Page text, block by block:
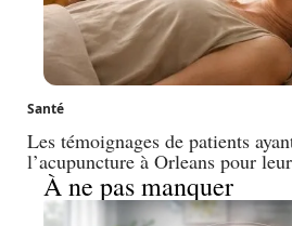
Santé
Les témoignages de patients
l’acupuncture à Orleans pour
À ne pas manquer